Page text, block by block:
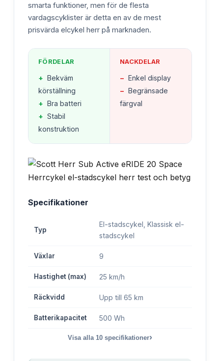
smarta funktioner, men för de flesta
vardagscyklister är detta en av de mest
prisvärda elcykel herr på marknaden.
FÖRDELAR
+ Bekväm
körställning
+ Bra batteri
+ Stabil
konstruktion
NACKDELAR
− Enkel display
− Begränsade
färgval
Specifikationer
Typ
El-stadscykel, Klassisk el-
stadscykel
Växlar 9
Hastighet (max) 25 km/h
Räckvidd Upp till 65 km
Batterikapacitet 500 Wh
Visa alla 10 specifikationer›